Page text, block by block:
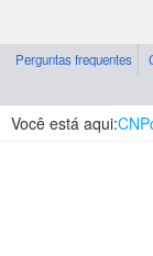
Perguntas frequentes
Você está aqui: